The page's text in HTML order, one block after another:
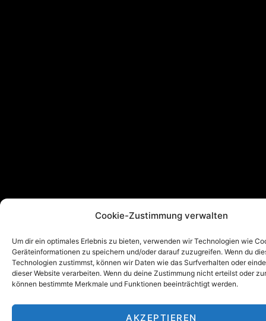
Cookie-Zustimmung verwalten
Um dir ein optimales Erlebnis zu bieten, verwenden wir Technologien wie
Geräteinformationen zu speichern und/oder darauf zuzugreifen. Wenn du
Technologien zustimmst, können wir Daten wie das Surfverhalten oder
dieser Website verarbeiten. Wenn du deine Zustimmung nicht erteilst oder
können bestimmte Merkmale und Funktionen beeinträchtigt werden.
AKZEPTIEREN